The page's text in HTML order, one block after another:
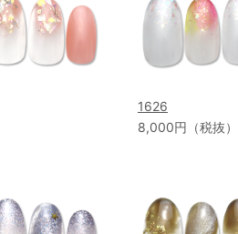
1626
8,000円（税抜）